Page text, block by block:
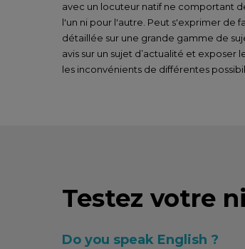
avec un locuteur natif ne comportant
l'un ni pour l'autre. Peut s'exprimer de
détaillée sur une grande gamme de
avis sur un sujet d’actualité et exposer
les inconvénients de différentes
Testez votre
Do you speak English ?